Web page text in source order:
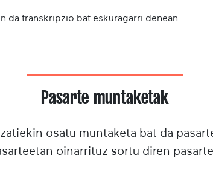
da transkripzio bat eskuragarri denean.
Pasarte muntaketak
osatu muntaketa bat da
oinarrituz sortu diren